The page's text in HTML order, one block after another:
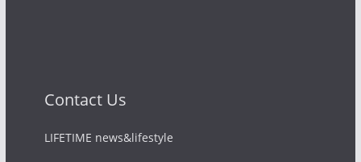
Contact Us
LIFETIME news&lifestyle